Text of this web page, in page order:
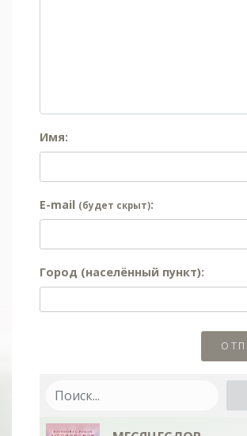
Имя:
E-mail (будет скрыт):
Город (населённый пункт):